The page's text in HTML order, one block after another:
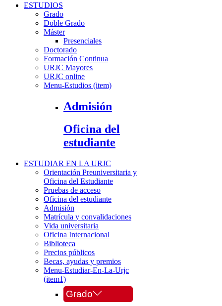
ESTUDIOS
Grado
Doble Grado
Máster
Presenciales
Doctorado
Formación Continua
URJC Mayores
URJC online
Menu-Estudios (item)
Admisión
Oficina del
estudiante
ESTUDIAR EN LA URJC
Orientación Preuniversitaria y
Oficina del Estudiante
Pruebas de acceso
Oficina del estudiante
Admisión
Matrícula y convalidaciones
Vida universitaria
Oficina Internacional
Biblioteca
Precios públicos
Becas, ayudas y premios
Menu-Estudiar-En-La-Urjc
(item1)
Grado